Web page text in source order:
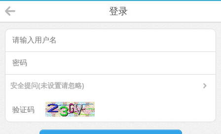
登录
安全提问(未设置请忽略)